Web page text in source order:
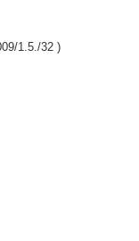
1.5./32 )